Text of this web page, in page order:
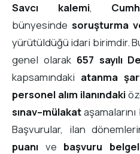
Savcı kalemi,
bünyesindesoruşturma
yürütüldüğü idari birimdir.
genel olarak 657 sayılı
kapsamındaki atanma
personel alım ilanındaki
sınav–mülakat
Başvurular, ilan
puanı ve başvuru